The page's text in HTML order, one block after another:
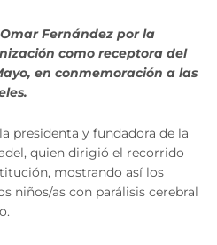
Fernández por la
como receptora del
en conmemoración a las
presidenta y fundadora de la
quien dirigió el recorrido
mostrando así los
niños/as con parálisis cerebral